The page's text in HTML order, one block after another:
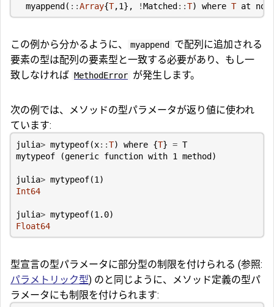
myappend( ::Array{T,1}, !Matched::T) where T at
この例から分かるように、 myappend で配列に追加される
要素の型は配列の要素型と一致する必要があり、もし一
致しなければ MethodError が発生します。
次の例では、メソッドの型パラメータが返り値に使われ
ています:
julia> mytypeof(x::T) where {T} = T
mytypeof
(generic function with 1 method)
julia> mytypeof(1 )
Int64
julia> mytypeof(1.0)
Float64
型宣言の型パラメータに部分型の制限を付けられる (参照:
パラメトリック型) のと同じように、メソッド定義の型パ
ラメータにも制限を付けられます: